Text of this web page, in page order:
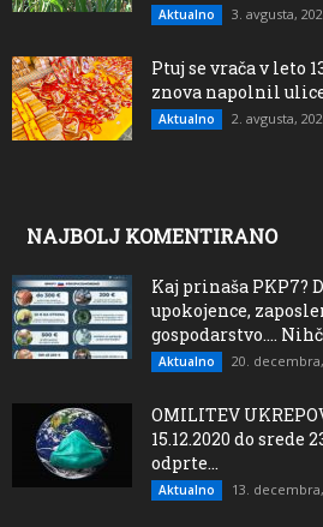
Aktualno 3. avgusta,
Ptuj se vrača v leto
znova napolnil
Aktualno 2. avgusta,
NAJBOLJ KOMENTIRANO
Kaj prinaša PKP7?
upokojence,
gospodarstvo….
Aktualno 20.
OMILITEV
15.12.2020 do srede
odprte...
Aktualno 13.